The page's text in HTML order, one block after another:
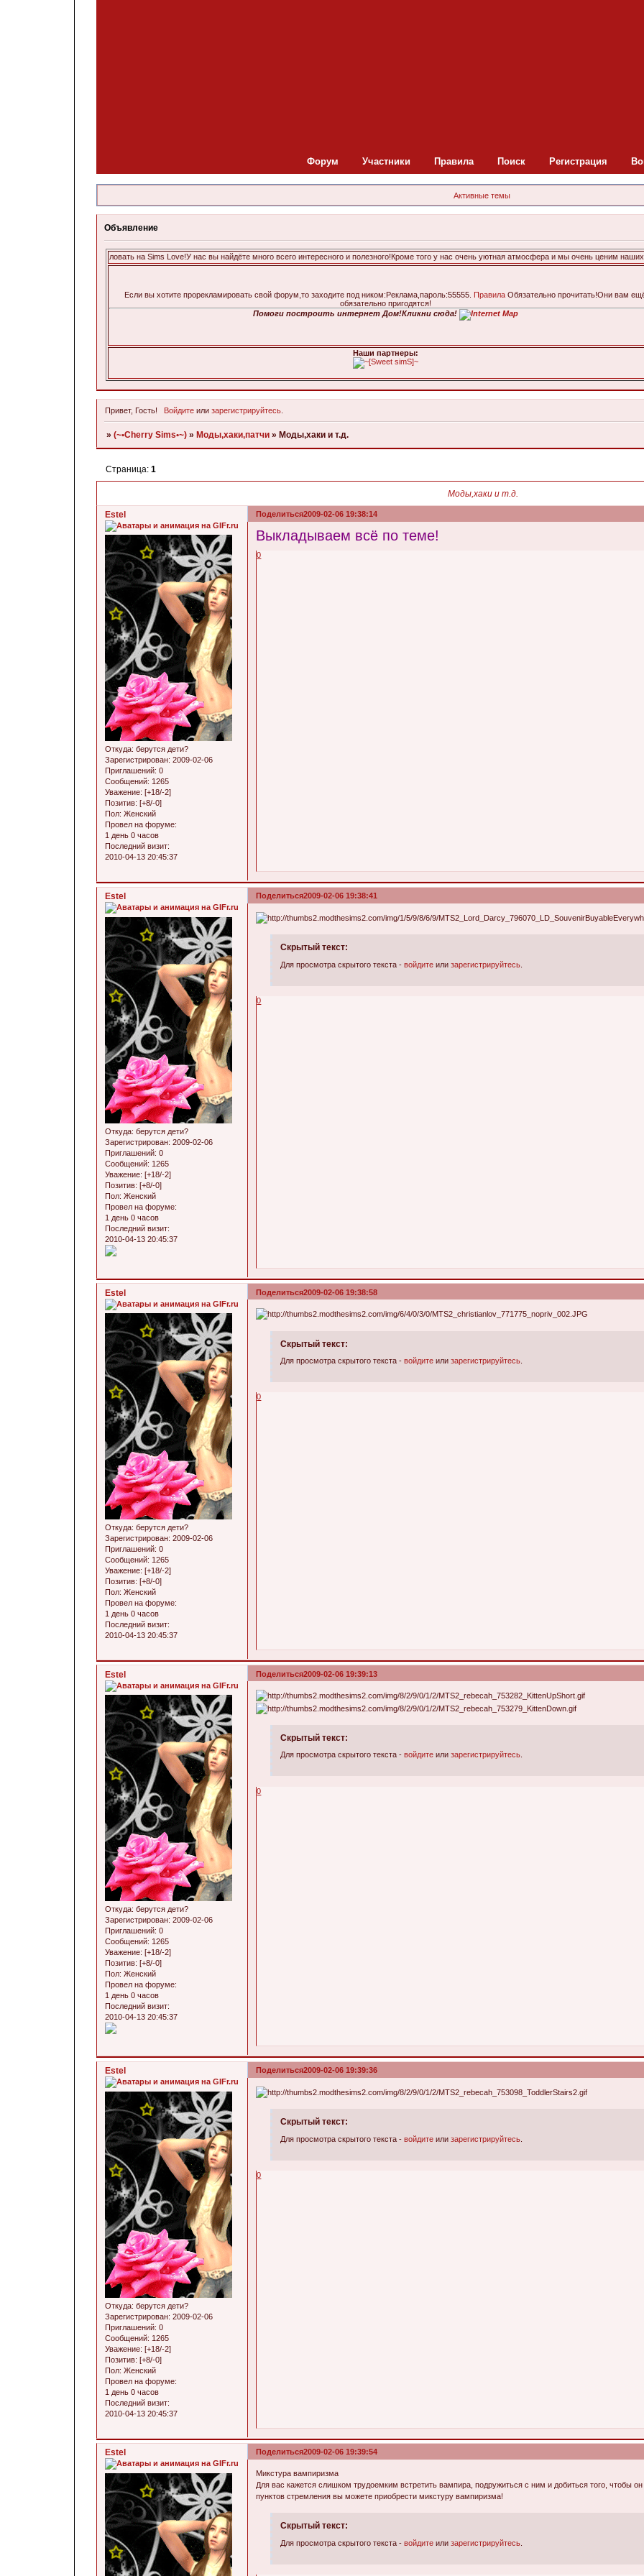
Форум Участники Правила Поиск Регистрация
Активные темы
Объявление
Добро пожаловать на Sims Love!У нас вы найдёте много всего интересного и полезного!Кроме того у нас очень уютная атмосфера и мы очень ценим наших участников!
Если вы хотите прорекламировать свой форум,то заходите под ником:Реклама,пароль:55555. Правила Обязательно прочитать!Они вам
обязательно пригодятся!
Помоги построить интернет Дом!Кликни сюда!
Наши паpтнеpы:
Привет, Гость! Войдитеили зарегистрируйтесь.
» (~•Cherry Sims•~) » Моды,хаки,патчи » Моды,хаки и т.д.
Моды,хаки и т.д.
Страница: 1
Поделиться2009-02-06 19:38:14
Estel
Откуда: берутся дети?
Зарегистрирован: 2009-02-06
Приглашений: 0
Сообщений: 1265
Уважение: [+18/-2]
Позитив: [+8/-0]
Пол: Женский
Провел на форуме:
1 день 0 часов
Последний визит:
2010-04-13 20:45:37
Выкладываем всё по теме!
0
Поделиться2009-02-06 19:38:41
Estel
Откуда: берутся дети?
Зарегистрирован: 2009-02-06
Приглашений: 0
Сообщений: 1265
Уважение: [+18/-2]
Позитив: [+8/-0]
Пол: Женский
Провел на форуме:
1 день 0 часов
Последний визит:
2010-04-13 20:45:37
Скрытый текст:
Для просмотра скрытого текста -войдите илизарегистрируйтесь
0
Поделиться2009-02-06 19:38:58
Estel
Откуда: берутся дети?
Зарегистрирован: 2009-02-06
Приглашений: 0
Сообщений: 1265
Уважение: [+18/-2]
Позитив: [+8/-0]
Пол: Женский
Провел на форуме:
1 день 0 часов
Последний визит:
2010-04-13 20:45:37
Скрытый текст:
Для просмотра скрытого текста -войдите илизарегистрируйтесь
0
Поделиться2009-02-06 19:39:13
Estel
Откуда: берутся дети?
Зарегистрирован: 2009-02-06
Приглашений: 0
Сообщений: 1265
Уважение: [+18/-2]
Позитив: [+8/-0]
Пол: Женский
Провел на форуме:
1 день 0 часов
Последний визит:
2010-04-13 20:45:37
Скрытый текст:
Для просмотра скрытого текста -войдите илизарегистрируйтесь
0
Поделиться2009-02-06 19:39:36
Estel
Откуда: берутся дети?
Зарегистрирован: 2009-02-06
Приглашений: 0
Сообщений: 1265
Уважение: [+18/-2]
Позитив: [+8/-0]
Пол: Женский
Провел на форуме:
1 день 0 часов
Последний визит:
2010-04-13 20:45:37
Скрытый текст:
Для просмотра скрытого текста -войдите илизарегистрируйтесь
0
Поделиться2009-02-06 19:39:54
Estel
Микстура вампиризма
Для вас кажется слишком трудоемким встретить вампира, подружиться с ним и добиться того, чтобы
пунктов стремления вы можете приобрести микстуру вампиризма!
Скрытый текст:
Для просмотра скрытого текста -войдите илизарегистрируйтесь